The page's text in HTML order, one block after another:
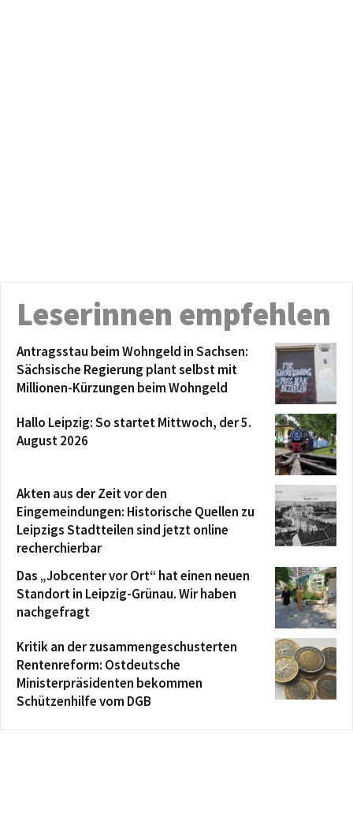
Leserinnen empfehlen
Antragsstau beim Wohngeld in Sachsen:
Sächsische Regierung plant selbst mit
Millionen-Kürzungen beim Wohngeld
Hallo Leipzig: So startet Mittwoch, der 5.
August 2026
Akten aus der Zeit vor den
Eingemeindungen: Historische Quellen zu
Leipzigs Stadtteilen sind jetzt online
recherchierbar
Das „Jobcenter vor Ort“ hat einen neuen
Standort in Leipzig-Grünau. Wir haben
nachgefragt
Kritik an der zusammengeschusterten
Rentenreform: Ostdeutsche
Ministerpräsidenten bekommen
Schützenhilfe vom DGB